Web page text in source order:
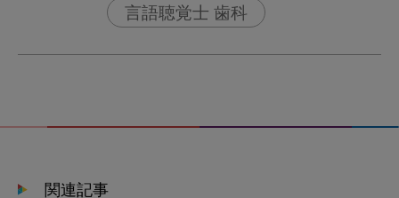
言語聴覚士 歯科
関連記事